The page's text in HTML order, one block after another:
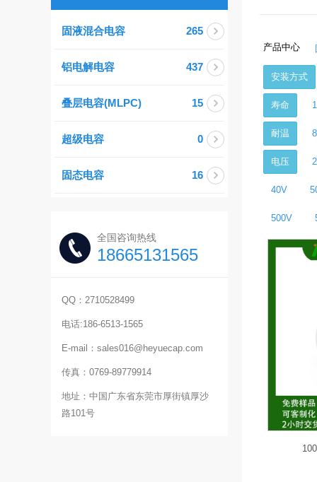
固液混合电容 265
铝电解电容 437
叠层电容(MLPC) 15
超级电容 0
固态电容 16
全国咨询热线
18665131565
QQ：2710528499
电话:186-6513-1565
E-mail：sales016@heyuecap.com
传真：0769-89779914
地址：中国广东省东莞市厚街镇厚沙
路101号
产品中心
安装方式
寿命
耐温
电压
40V
500V